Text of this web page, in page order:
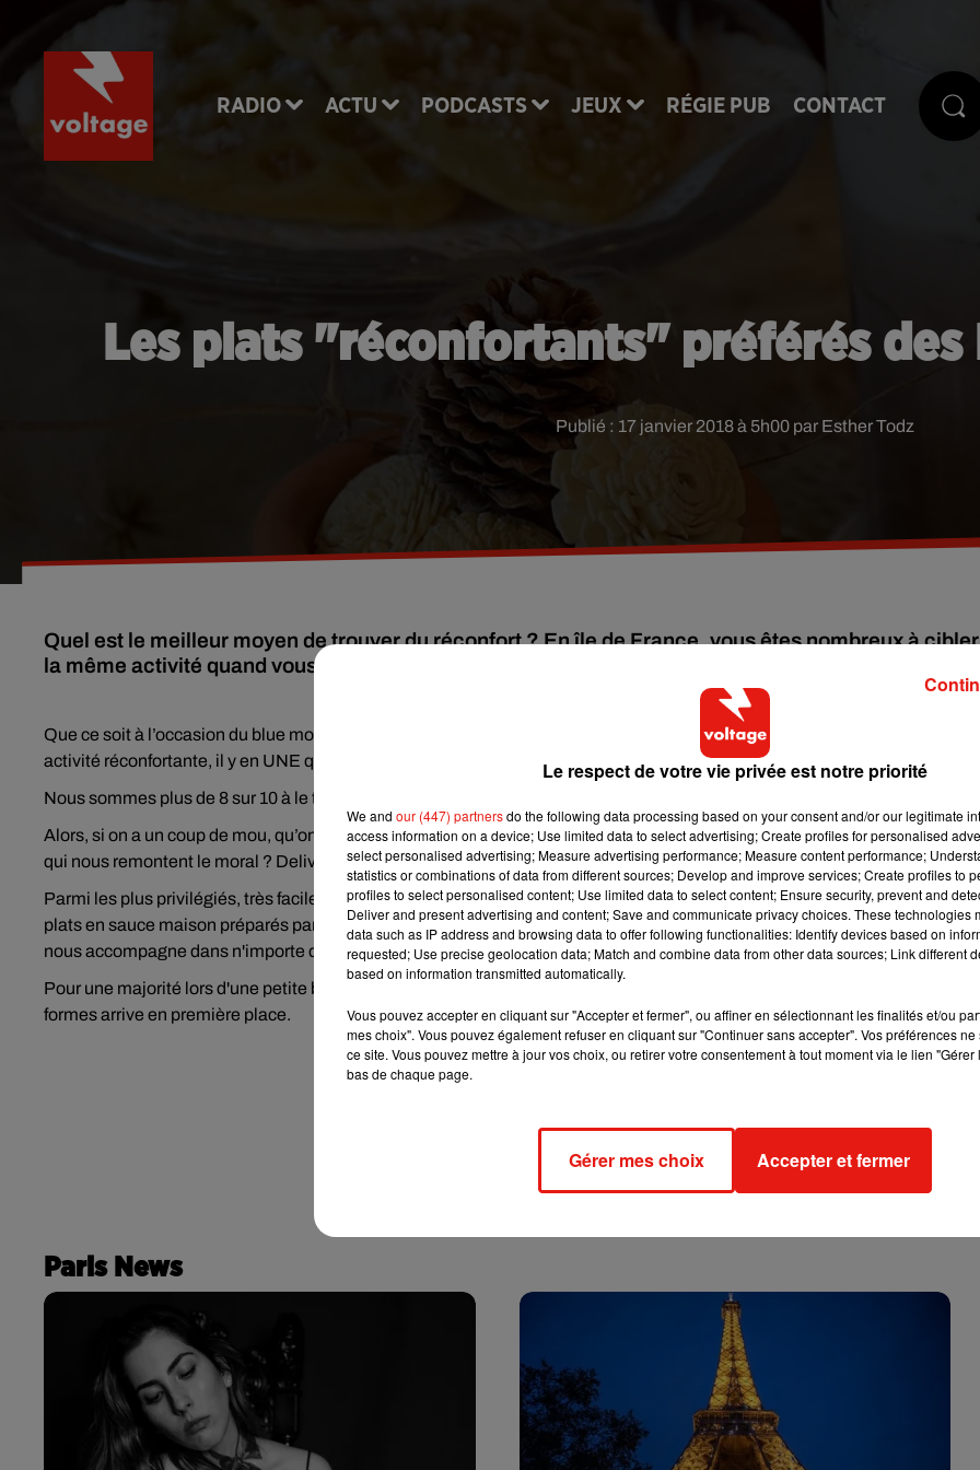
RADIO ACTU PODCASTS JEUX RÉGIE PUB CONTACT
Les plats "réconfortants" préférés des
Publié : 17 janvier 2018 à 5h00 par Esther Todz
Quel est le meilleur moyen de trouver du réconfort ? En île de France, vous êtes nombreux à cibler
la même activité quand vous avez un coup de mou...
Que ce soit à l’occasion du blue monday, parce qu’on est en janvier ou qu’on manque de soleil,on a tous besoin d’une
activité réconfortante, il y en UNE qui met à priori tous les franciliens d’accord...
Nous sommes plus de 8 sur 10 à le trouver dans la nourriture !
Alors, si on a un coup de mou, qu’on a passé une mauvaise journée ou qu'on s'est levé du mauvais pied, quels sont les
qui nous remontent le moral ? Deliveroo a mené l’enquête, résultat : on recherche des plats colorés.
Parmi les plus privilégiés, très facile et rapide à préparer, le croque-monsieur. Si on a plus de temps pour la préparation, les
plats en sauce maison préparés par sa moitié ou sa maman font l'effet d'un vrai câlin. Enfin dans les indétrônables, celle
nous accompagne dans n'importe quelle épreuve, la pizza !
Pour une majorité lors d'une petite baisse de moral, le sucré est la saveur la plus plébiscitée, le chocolat sous toutes ses
formes arrive en première place.
Paris News
Le respect de votre vie privée est notre priorité
We and our (447) partnersdo the following data processing based on your consent and/or our legitimate
access information on a device; Use limited data to select advertising; Create profiles for personalised
select personalised advertising; Measure advertising performance; Measure content performance;
statistics or combinations of data from different sources; Develop and improve services; Create profiles to
profiles to select personalised content; Use limited data to select content; Ensure security, prevent and
Deliver and present advertising and content; Save and communicate privacy choices. These technologies
data such as IP address and browsing data to offer following functionalities: Identify devices based on
requested; Use precise geolocation data; Match and combine data from other data sources; Link different
based on information transmitted automatically.
Vous pouvez accepter en cliquant sur "Accepter et fermer", ou affiner en sélectionnant les finalités et/ou
mes choix". Vous pouvez également refuser en cliquant sur "Continuer sans accepter". Vos préférences
ce site. Vous pouvez mettre à jour vos choix, ou retirer votre consentement à tout moment via le lien
bas de chaque page.
Gérer mes choix Accepter et fermer